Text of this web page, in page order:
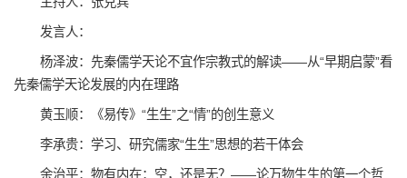
发言人：
杨泽波：先秦儒学天论不宜作宗教式的解读——从“早期启蒙”看
先秦儒学天论发展的内在理路
黄玉顺：《易传》“生生”之“情”的创生意义
李承贵：学习、研究儒家“生生”思想的若干体会
余治平：物有内在：空，还是无？——论万物生生的第一个哲